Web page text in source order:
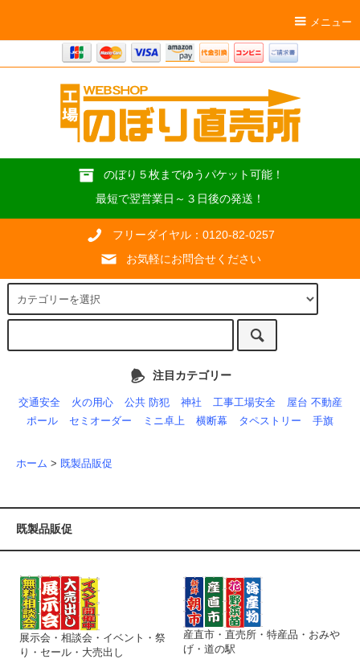
メニュー
のぼり５枚までゆうパケット可能！
最短で翌営業日～３日後の発送！
フリーダイヤル：0120-82-0257
お気軽にお問合せください
注目カテゴリー
交通安全 火の用心 公共 防犯 神社 工事工場安全
屋台 不動産
ポール
セミオーダー ミニ卓上 横断幕 タペストリー 手旗
ホーム > 既製品販促
既製品販促
展示会・相談会・イベント・祭
り・セール・大売出し
産直市・直売所・特産品・おみや
げ・道の駅